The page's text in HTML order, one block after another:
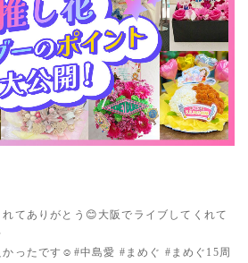
てありがとう😊大阪でライブしてくれて
かったです☺️ #中島愛 #まめぐ #まめぐ15周